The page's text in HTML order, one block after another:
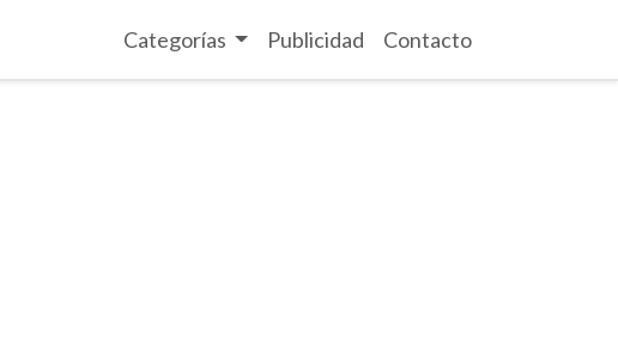
Categorías Publicidad Contacto